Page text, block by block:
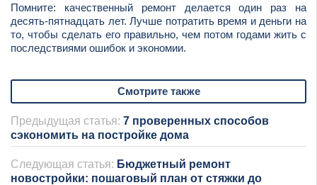
Помните: качественный ремонт делается один раз на
десять-пятнадцать лет. Лучше потратить время и деньги на
то, чтобы сделать его правильно, чем потом годами жить с
последствиями ошибок и экономии.
Смотрите также
Предыдущая статья: 7 проверенных способов
сэкономить на постройке дома
Следующая статья: Бюджетный ремонт
новостройки: пошаговый план от стяжки до